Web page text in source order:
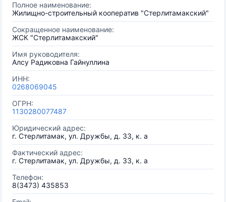
Полное наименование:
Жилищно-строительный кооператив "Стерлитамакский"
Сокращенное наименование:
ЖСК "Стерлитамакский"
Имя руководителя:
Алсу Радиковна Гайнуллина
ИНН:
0268069045
ОГРН:
1130280077487
Юридический адрес:
г. Стерлитамак, ул. Дружбы, д. 33, к. а
Фактический адрес:
г. Стерлитамак, ул. Дружбы, д. 33, к. а
Телефон:
8(3473) 435853